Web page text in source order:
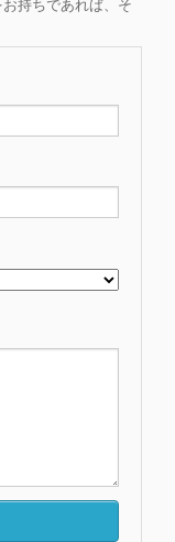
持ちであれば、そ